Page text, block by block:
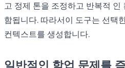
고 정제 톤을 조정하고 반복적 인
함됩니다. 따라서이 도구는 선택
컨텍스트를 생성합니다.
일반적인 학업 문제를